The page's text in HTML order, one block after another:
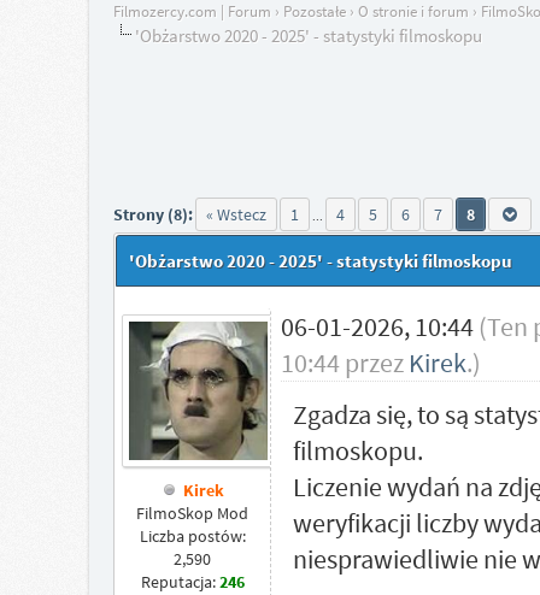
Filmozercy.com | Forum › Pozostałe› O stronie i forum ›
'Obżarstwo 2020 - 2025' - statystyki filmoskopu
Strony (8): « Wstecz 1 ... 4 5 6 7 8
'Obżarstwo 2020 - 2025' - statystyki filmoskopu
Kirek
FilmoSkop Mod
Liczba postów:
2,590
Reputacja:246
06-01-2026, 10:44 (Ten
10:44 przez Kirek.)
Zgadza się, to są
filmoskopu.
Liczenie wydań na
weryfikacji liczby
niesprawiedliwie nie